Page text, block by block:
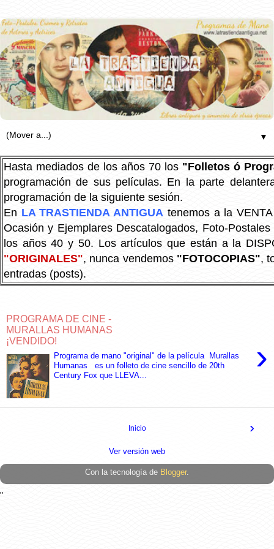
▼
Hasta mediados de los años 70 los "Folletos ó
programación de sus películas. En la parte
programación de la siguiente sesión.
En LA TRASTIENDA ANTIGUA tenemos a la
Ocasión y Ejemplares Descatalogados, Foto-
los años 40 y 50. Los artículos que están a la
"ORIGINALES", nunca vendemos "FOTOCOPIAS",
entradas (posts).
PROGRAMA DE CINE -
MURALLAS HUMANAS
¡VENDIDO!
›
Programa de mano "original" de la película Murallas
Humanas es un folleto de cine sencillo de 20th
Century Fox que LLEVA...
›
Inicio
Ver versión web
Con la tecnología de Blogger.
"